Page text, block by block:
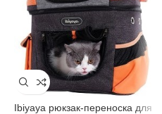
Ibiyaya рюкзак-переноска для